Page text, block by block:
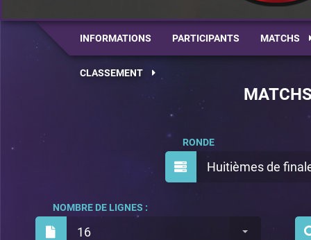
INFORMATIONS PARTICIPANTS MATCHS
CLASSEMENT
Huitièmes de
RONDE
16
NOMBRE DE LIGNES :